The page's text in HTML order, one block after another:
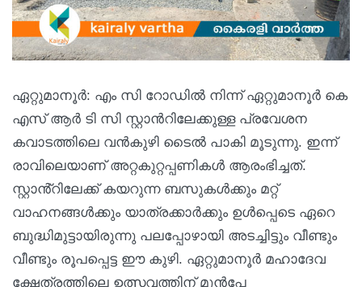
ഏറ്റുമാനൂർ: എം സി റോഡിൽ നിന്ന് ഏറ്റുമാനൂർ കെ
എസ് ആർ ടി സി സ്റ്റാന്‍റിലേക്കുള്ള പ്രവേശന
കവാടത്തിലെ വൻകുഴി ടൈൽ പാകി മൂടുന്നു. ഇന്ന്
രാവിലെയാണ് അറ്റകുറ്റപ്പണികൾ ആരംഭിച്ചത്.
സ്റ്റാൻ്റിലേക്ക് കയറുന്ന ബസുകൾക്കും മറ്റ്
വാഹനങ്ങൾക്കും യാത്രക്കാർക്കും ഉൾപ്പെടെ ഏറെ
ബുദ്ധിമുട്ടായിരുന്നു പലപ്പോഴായി അടച്ചിട്ടും വീണ്ടും
വീണ്ടും രൂപപ്പെട്ട ഈ കുഴി. ഏറ്റുമാനൂർ മഹാദേവ
ക്ഷേത്രത്തിലെ ഉത്സവത്തിന് മുൻപേ